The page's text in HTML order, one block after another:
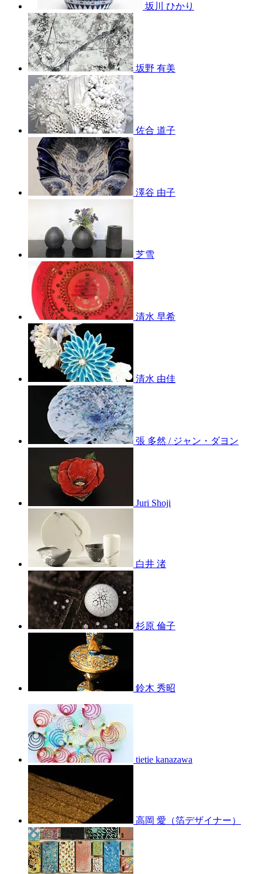
坂川 ひかり
坂野 有美
佐合 道子
澤谷 由子
芝雪
清水 早希
清水 由佳
張 多然 / ジャン・ダヨン
Juri Shoji
白井 渚
杉原 倫子
鈴木 秀昭
tietie kanazawa
高岡 愛（箔デザイナー）